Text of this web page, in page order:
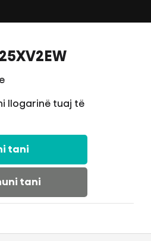
llogarinë tuaj të
tani
tani